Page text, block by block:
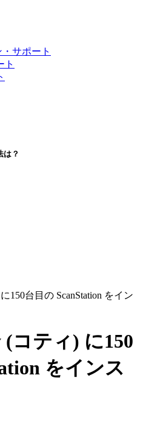
サポート
ト
は？
150台目の ScanStation をイン
コティ) に150
をインス